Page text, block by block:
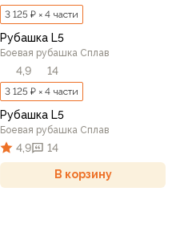
3 125 ₽ × 4 части
Рубашка L5
Боевая рубашка Сплав
4,9 14
3 125 ₽ × 4 части
Рубашка L5
Боевая рубашка Сплав
4,9 14
В корзину